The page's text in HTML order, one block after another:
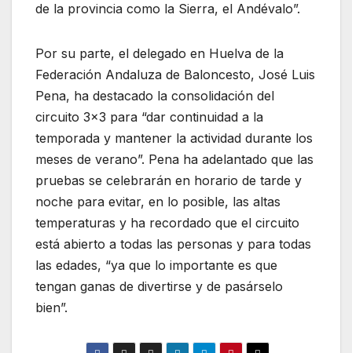
de la provincia como la Sierra, el Andévalo”.
Por su parte, el delegado en Huelva de la
Federación Andaluza de Baloncesto, José Luis
Pena, ha destacado la consolidación del
circuito 3×3 para “dar continuidad a la
temporada y mantener la actividad durante los
meses de verano”. Pena ha adelantado que las
pruebas se celebrarán en horario de tarde y
noche para evitar, en lo posible, las altas
temperaturas y ha recordado que el circuito
está abierto a todas las personas y para todas
las edades, “ya que lo importante es que
tengan ganas de divertirse y de pasárselo
bien”.